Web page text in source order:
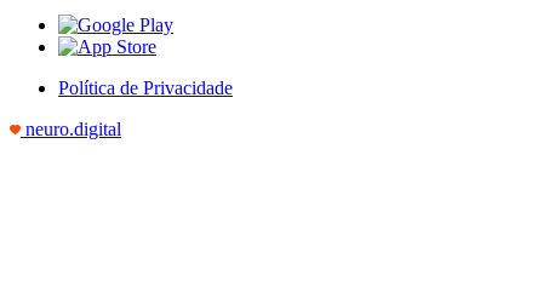
Política de Privacidade
neuro.digital